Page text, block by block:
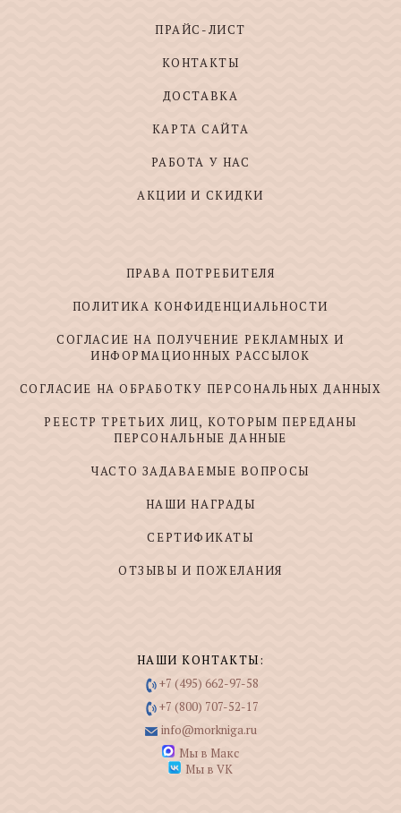
ПРАЙС-ЛИСТ
КОНТАКТЫ
ДОСТАВКА
КАРТА САЙТА
РАБОТА У НАС
АКЦИИ И СКИДКИ
ПРАВА ПОТРЕБИТЕЛЯ
ПОЛИТИКА КОНФИДЕНЦИАЛЬНОСТИ
СОГЛАСИЕ НА ПОЛУЧЕНИЕ РЕКЛАМНЫХ И
ИНФОРМАЦИОННЫХ РАССЫЛОК
СОГЛАСИЕ НА ОБРАБОТКУ ПЕРСОНАЛЬНЫХ ДАННЫХ
РЕЕСТР ТРЕТЬИХ ЛИЦ, КОТОРЫМ ПЕРЕДАНЫ
ПЕРСОНАЛЬНЫЕ ДАННЫЕ
ЧАСТО ЗАДАВАЕМЫЕ ВОПРОСЫ
НАШИ НАГРАДЫ
СЕРТИФИКАТЫ
ОТЗЫВЫ И ПОЖЕЛАНИЯ
НАШИ КОНТАКТЫ:
+7 (495) 662-97-58
+7 (800) 707-52-17
info@morkniga.ru
Мы в Макс
Мы в VK